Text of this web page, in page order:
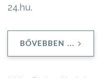
24.hu.
BŐVEBBEN ...